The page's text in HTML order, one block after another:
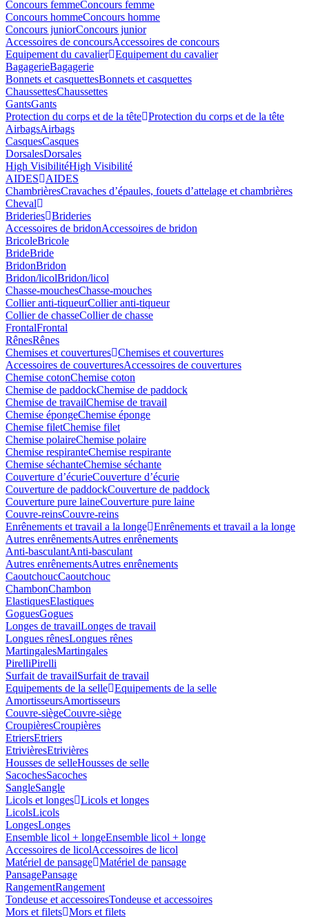
Concours femmeConcours femme
Concours hommeConcours homme
Concours juniorConcours junior
Accessoires de concoursAccessoires de concours
Equipement du cavalier Equipement du cavalier
BagagerieBagagerie
Bonnets et casquettesBonnets et casquettes
ChaussettesChaussettes
GantsGants
Protection du corps et de la tête Protection du corps et de la tête
AirbagsAirbags
CasquesCasques
DorsalesDorsales
High VisibilitéHigh Visibilité
AIDES
AIDES
ChambrièresCravaches d’épaules, fouets d’attelage et chambrières
Cheval
Brideries Brideries
Accessoires de bridonAccessoires de bridon
BricoleBricole
BrideBride
BridonBridon
Bridon/licolBridon/licol
Chasse-mouchesChasse-mouches
Collier anti-tiqueurCollier anti-tiqueur
Collier de chasseCollier de chasse
FrontalFrontal
RênesRênes
Chemises et couvertures Chemises et couvertures
Accessoires de couverturesAccessoires de couvertures
Chemise cotonChemise coton
Chemise de paddockChemise de paddock
Chemise de travailChemise de travail
Chemise épongeChemise éponge
Chemise filetChemise filet
Chemise polaireChemise polaire
Chemise respiranteChemise respirante
Chemise séchanteChemise séchante
Couverture d’écurieCouverture d’écurie
Couverture de paddockCouverture de paddock
Couverture pure laineCouverture pure laine
Couvre-reinsCouvre-reins
Enrênements et travail a la longe Enrênements et travail a la longe
Autres enrênementsAutres enrênements
Anti-basculantAnti-basculant
Autres enrênementsAutres enrênements
CaoutchoucCaoutchouc
ChambonChambon
ElastiquesElastiques
GoguesGogues
Longes de travailLonges de travail
Longues rênesLongues rênes
MartingalesMartingales
PirelliPirelli
Surfait de travailSurfait de travail
Equipements de la selle Equipements de la selle
AmortisseursAmortisseurs
Couvre-siègeCouvre-siège
CroupièresCroupières
EtriersEtriers
EtrivièresEtrivières
Housses de selleHousses de selle
SacochesSacoches
SangleSangle
Licols et longes Licols et longes
LicolsLicols
LongesLonges
Ensemble licol + longeEnsemble licol + longe
Accessoires de licolAccessoires de licol
Matériel de pansage Matériel de pansage
PansagePansage
RangementRangement
Tondeuse et accessoiresTondeuse et accessoires
Mors et filets Mors et filets